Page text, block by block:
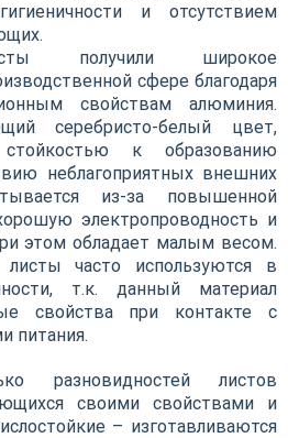
и отсутствием
получили широкое
сфере благодаря
свойствам алюминия.
серебристо-белый цвет,
к образованию
неблагоприятных внешних
из-за повышенной
электропроводность и
этом обладает малым весом.
часто используются в
т.к. данный материал
свойства при контакте с
питания.
разновидностей листов
своими свойствами и
– изготавливаются